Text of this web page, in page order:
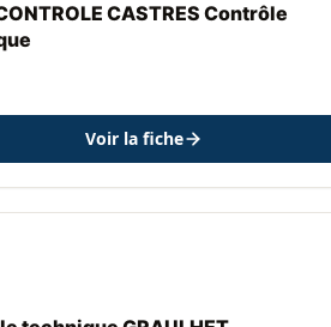
CASTRES Contrôle
Voir la fiche